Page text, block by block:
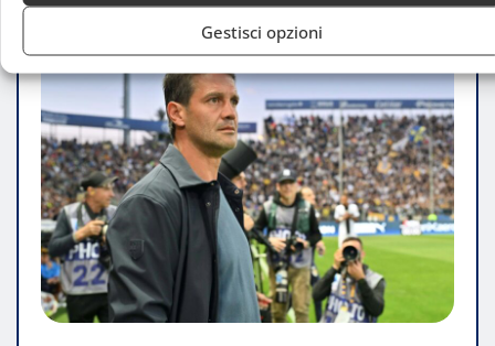
Gestisci opzioni